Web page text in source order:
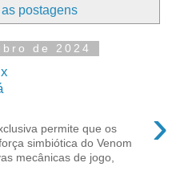
postagens
de 2024
›
permite que os
simbiótica do Venom
mecânicas de jogo,